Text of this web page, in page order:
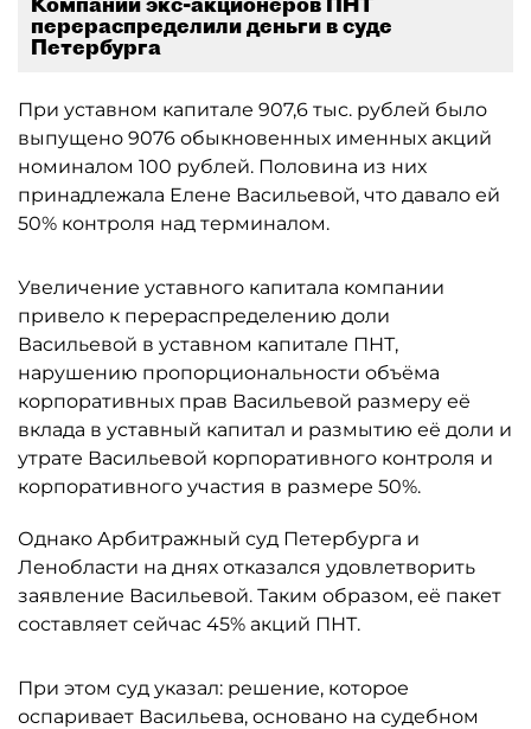
перераспределили деньги в суде
Петербурга
При уставном капитале 907,6 тыс. рублей было
выпущено 9076 обыкновенных именных акций
номиналом 100 рублей. Половина из них
принадлежала Елене Васильевой, что давало ей
50% контроля над терминалом.
Увеличение уставного капитала компании
привело к перераспределению доли
Васильевой в уставном капитале ПНТ,
нарушению пропорциональности объёма
корпоративных прав Васильевой размеру её
вклада в уставный капитал и размытию её доли и
утрате Васильевой корпоративного контроля и
корпоративного участия в размере 50%.
Однако Арбитражный суд Петербурга и
Ленобласти на днях отказался удовлетворить
заявление Васильевой. Таким образом, её пакет
составляет сейчас 45% акций ПНТ.
При этом суд указал: решение, которое
оспаривает Васильева, основано на судебном